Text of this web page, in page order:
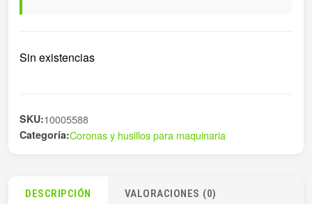
Sin existencias
SKU:10005588
Categoría:Coronas y husillos para maquinaria
DESCRIPCIÓN VALORACIONES (0)